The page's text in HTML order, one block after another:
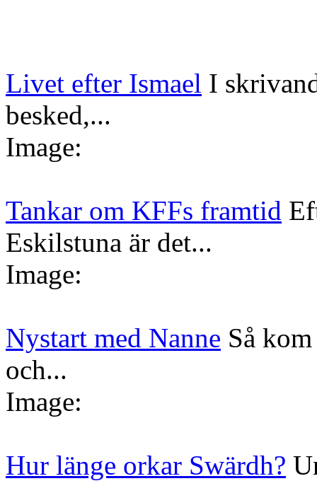
Livet efter Ismael I
besked,...
Image:
Tankar om KFFs framtid
Eskilstuna är det...
Image:
Nystart med Nanne Så
och...
Image:
Hur länge orkar Swärdh?